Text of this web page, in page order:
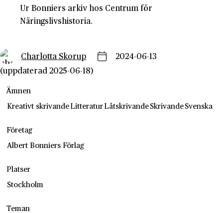
Ur Bonniers arkiv hos Centrum för
Näringslivshistoria.
Charlotta Skorup
2024-06-13
(uppdaterad 2025-06-18)
Ämnen
Kreativt skrivande Litteratur Låtskrivande Skrivande Svenska
Företag
Albert Bonniers Förlag
Platser
Stockholm
Teman